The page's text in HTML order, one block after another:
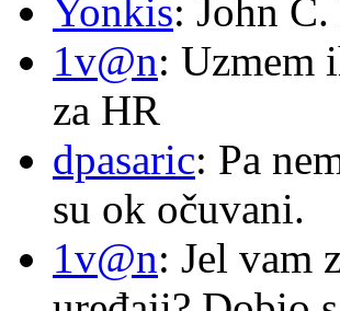
Yonkis: John
1v@n: Uzmem
za HR
dpasaric: Pa
su ok očuvani.
1v@n: Jel vam